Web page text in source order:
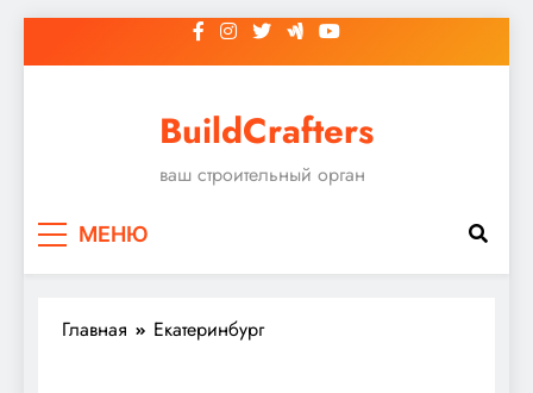
к
BuildCrafters
ваш строительный орган
МЕНЮ
Главная Екатеринбург